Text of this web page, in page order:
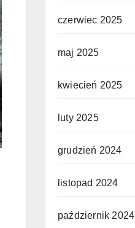
czerwiec 2025
maj 2025
kwiecień 2025
luty 2025
grudzień 2024
listopad 2024
październik 2024